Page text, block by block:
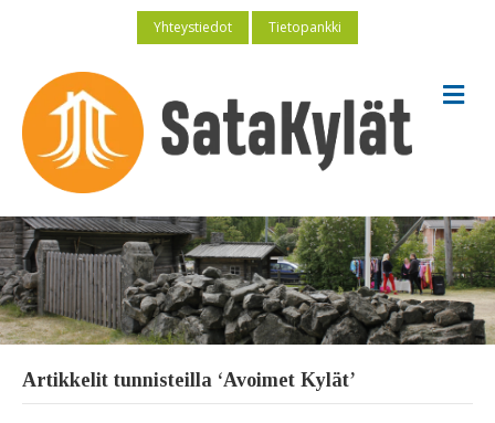
Yhteystiedot Tietopankki
V
a
o
Artikkelit tunnisteilla ‘Avoimet Kylät’